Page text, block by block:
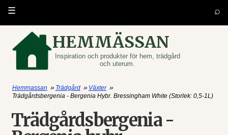
HEMMÄSSAN
Inspiration och produkter för hem, trädgård
och uterum.
☰ ⌕
Hemmassan » Trädgård » Växter »
Trädgårdsbergenia - Bergenia Hybr. Bressingham White (Storlek: 0,5-1L)
Trädgårdsbergenia -